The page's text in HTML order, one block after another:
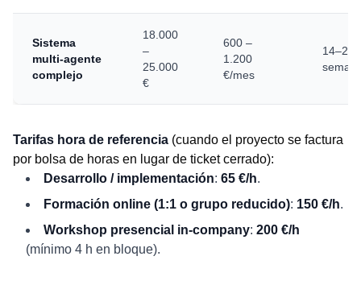
Sistema
multi-agente
complejo
18.000
–
25.000
€
600 –
1.200
€/mes
14–20
Tarifas hora de referencia (cuando el proyecto se factura
por bolsa de horas en lugar de ticket cerrado):
Desarrollo / implementación: 65 €/h.
Formación online (1:1 o grupo reducido): 150 €/h.
Workshop presencial in-company: 200 €/h
(mínimo 4 h en bloque).